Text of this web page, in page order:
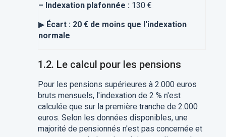
– Indexation plafonnée : 130 €
▶ Écart : 20 € de moins que l'indexation
normale
1.2. Le calcul pour les pensions
Pour les pensions supérieures à 2.000 euros
bruts mensuels, l'indexation de 2 % n'est
calculée que sur la première tranche de 2.000
euros. Selon les données disponibles, une
majorité de pensionnés n'est pas concernée et